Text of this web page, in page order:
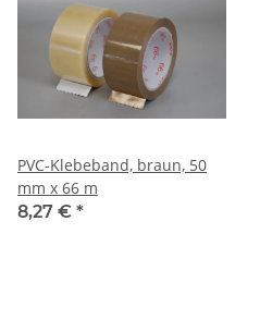
PVC-Klebeband, braun, 50
mm x 66 m
8,27 € *